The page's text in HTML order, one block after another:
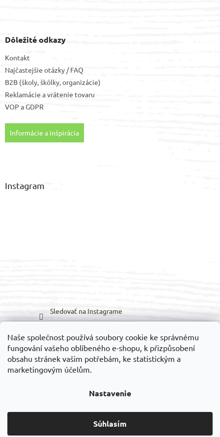
Naše společnost používá soubory cookie ke správnému
fungování vašeho oblíbeného e-shopu, k přizpůsobení
obsahu stránek vašim potřebám, ke statistickým a
marketingovým účelům.
Nastavenie
Súhlasím
Dôležité odkazy
Kontakt
Najčastejšie otázky / FAQ
B2B (školy, škôlky, organizácie)
Reklamácie a vrátenie tovaru
VOP aGDPR
Informácie a inšpirácia
Instagram
Sledovať na Instagrame
Možnosti prepravy: Možnosti platieb:
Vytvoril Shoptet
VELEDILO.cz. Všetky práva vyhradené.